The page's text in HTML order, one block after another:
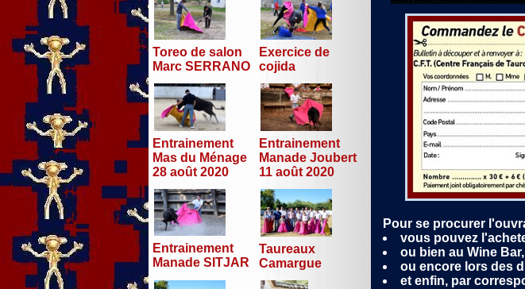
Toreo de salon
Marc SERRANO
Exercice de
cojida
Entrainement
Mas du Ménage
28 août 2020
Entrainement
Manade Joubert
11 août 2020
Entrainement
Manade SITJAR
Taureaux
Camargue
Pour se procurer
vous pouvez
ou bien au Wine
ou encore lors des
et enfin, par